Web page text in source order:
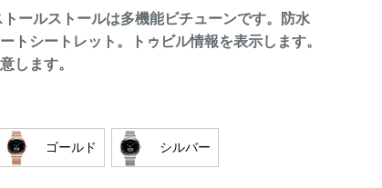
ールストールは多機能ビチューンです。防水
トシートレット。トゥビル情報を表示します。
します。
ゴールド シルバー